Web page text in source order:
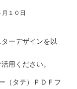
０日
ーデザインを以
用ください。
（タテ）ＰＤＦフ